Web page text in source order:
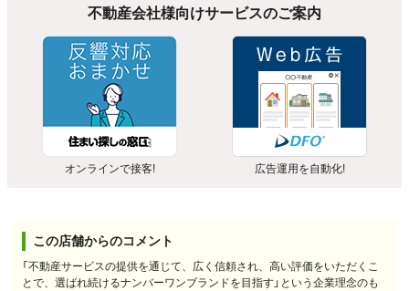
不動産会社様向けサービスのご案内
オンラインで接客! 広告運用を自動化!
この店舗からのコメント
「不動産サービスの提供を通じて、広く信頼され、高い評価をいただくこ
とで、選ばれ続けるナンバーワンブランドを目指す」という企業理念のも